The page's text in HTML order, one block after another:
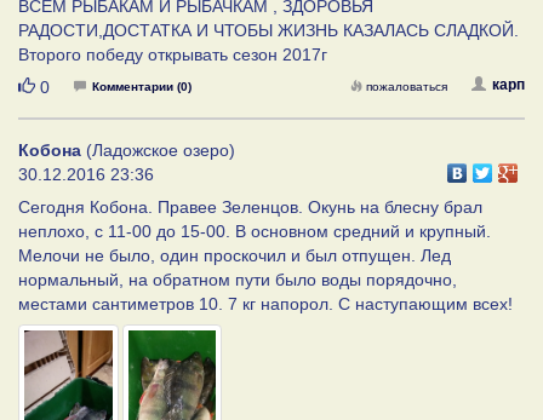
ВСЕМ РЫБАКАМ И РЫБАЧКАМ , ЗДОРОВЬЯ
РАДОСТИ,ДОСТАТКА И ЧТОБЫ ЖИЗНЬ КАЗАЛАСЬ СЛАДКОЙ.
Второго победу открывать сезон 2017г
Нравится
0 Комментарии (0) карп
пожаловаться
Кобона (Ладожское озеро)
30.12.2016 23:36
Сегодня Кобона. Правее Зеленцов. Окунь на блесну брал
неплохо, с 11-00 до 15-00. В основном средний и крупный.
Мелочи не было, один проскочил и был отпущен. Лед
нормальный, на обратном пути было воды порядочно,
местами сантиметров 10. 7 кг напорол. С наступающим всех!